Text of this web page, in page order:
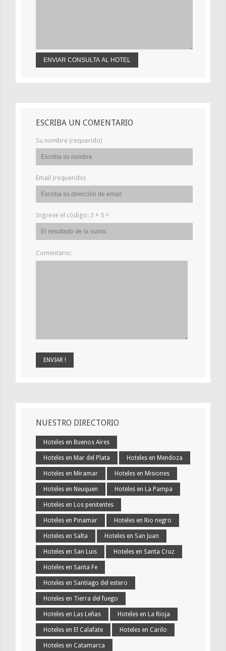
ESCRIBA UN COMENTARIO
Su nombre (requerido)
Email (requerido)
Ingrese el código: 3 + 5 =
Comentario:
NUESTRO DIRECTORIO
Hoteles en Buenos Aires
Hoteles en Mar del Plata Hoteles en Mendoza
Hoteles en Miramar Hoteles en Misiones
Hoteles en Neuquen Hoteles en La Pampa
Hoteles en Los penitentes
Hoteles en Pinamar Hoteles en Rio negro
Hoteles en Salta Hoteles en San Juan
Hoteles en San Luis Hoteles en Santa Cruz
Hoteles en Santa Fe
Hoteles en Santiago del estero
Hoteles en Tierra del fuego
Hoteles en Las Leñas Hoteles en La Rioja
Hoteles en El Calafate Hoteles en Carilo
Hoteles en Catamarca